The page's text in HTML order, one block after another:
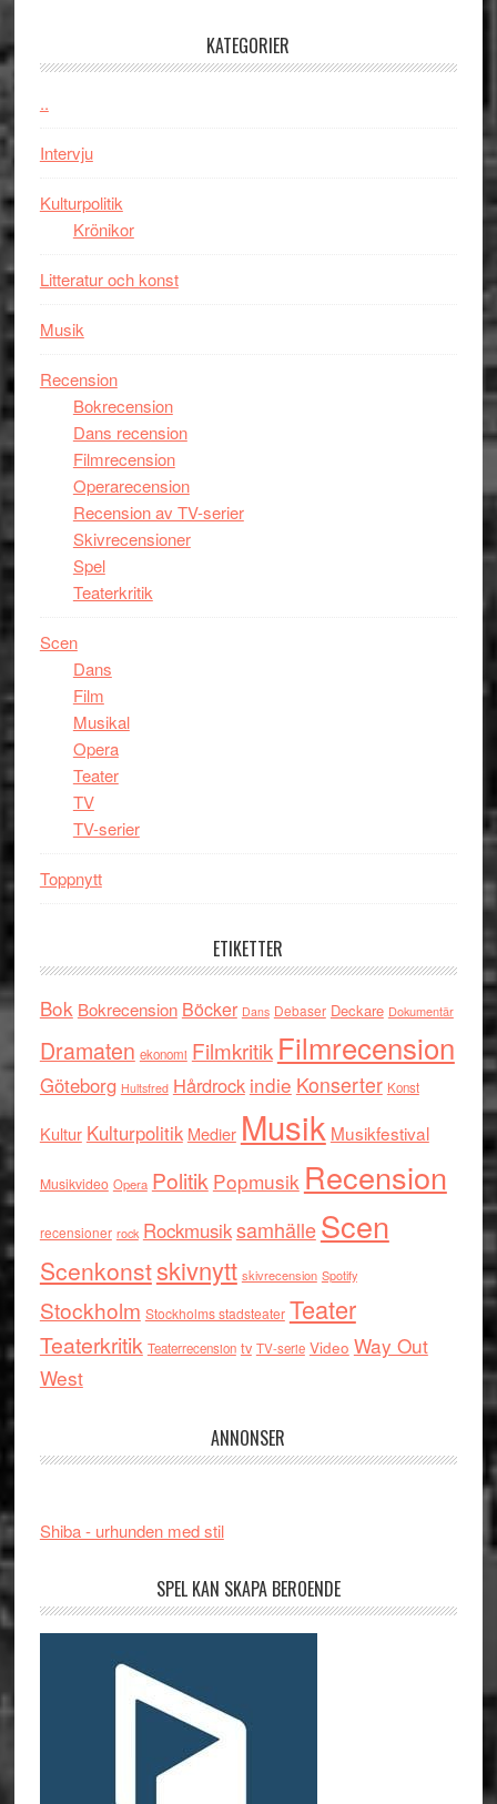
åring
KATEGORIER
..
Intervju
Kulturpolitik
Krönikor
Litteratur och konst
Musik
Recension
Bokrecension
Dans recension
Filmrecension
Operarecension
Recension av TV-serier
Skivrecensioner
Spel
Teaterkritik
Scen
Dans
Film
Musikal
Opera
Teater
TV
TV-serier
Toppnytt
ETIKETTER
Bok Bokrecension Böcker Dans Debaser Deckare Dokumentär
Dramaten ekonomi Filmkritik Filmrecension
Göteborg Hultsfred Hårdrock indie Konserter Konst
Kultur Kulturpolitik Medier Musik Musikfestival
Musikvideo Opera Politik Popmusik Recension
recensioner rock RockmusiksamhälleScen
Scenkonstskivnytt skivrecension Spotify
Stockholm Stockholms stadsteater Teater
Teaterkritik Teaterrecension tv TV-serie Video Way Out
West
ANNONSER
Shiba - urhunden med stil
SPEL KAN SKAPA BEROENDE